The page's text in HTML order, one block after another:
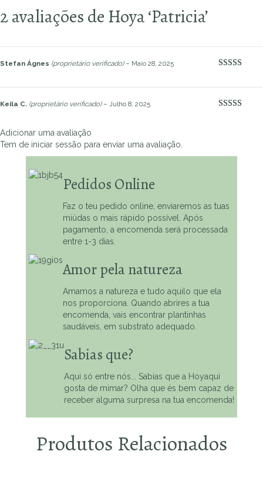
2 avaliações de Hoya ‘Patricia’
Stefan Ágnes (proprietário verificado) – Maio 28, 2025
Keila C. (proprietário verificado) – Julho 8, 2025
Adicionar uma avaliação
Tem de iniciar sessão para enviar uma avaliação.
Pedidos Online
Faz o teu pedido online, enviaremos as tuas
miúdas o mais rápido possível. Após
pagamento, a encomenda será processada
entre 1-3 dias.
Amor pela natureza
Amamos a natureza e tudo aquilo que ela
nos proporciona. Quando abrires a tua
encomenda, vais encontrar plantinhas
saudáveis, em substrato adequado.
Sabias que?
Aqui só entre nós... Sabias que a Hoyaqui
gosta de mimar? Olha que és bem capaz de
receber alguma surpresa na tua encomenda!
Produtos Relacionados